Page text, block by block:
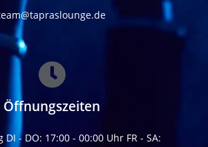
Öffnungszeiten
DI - DO: 17:00 - 00:00 Uhr FR - SA: